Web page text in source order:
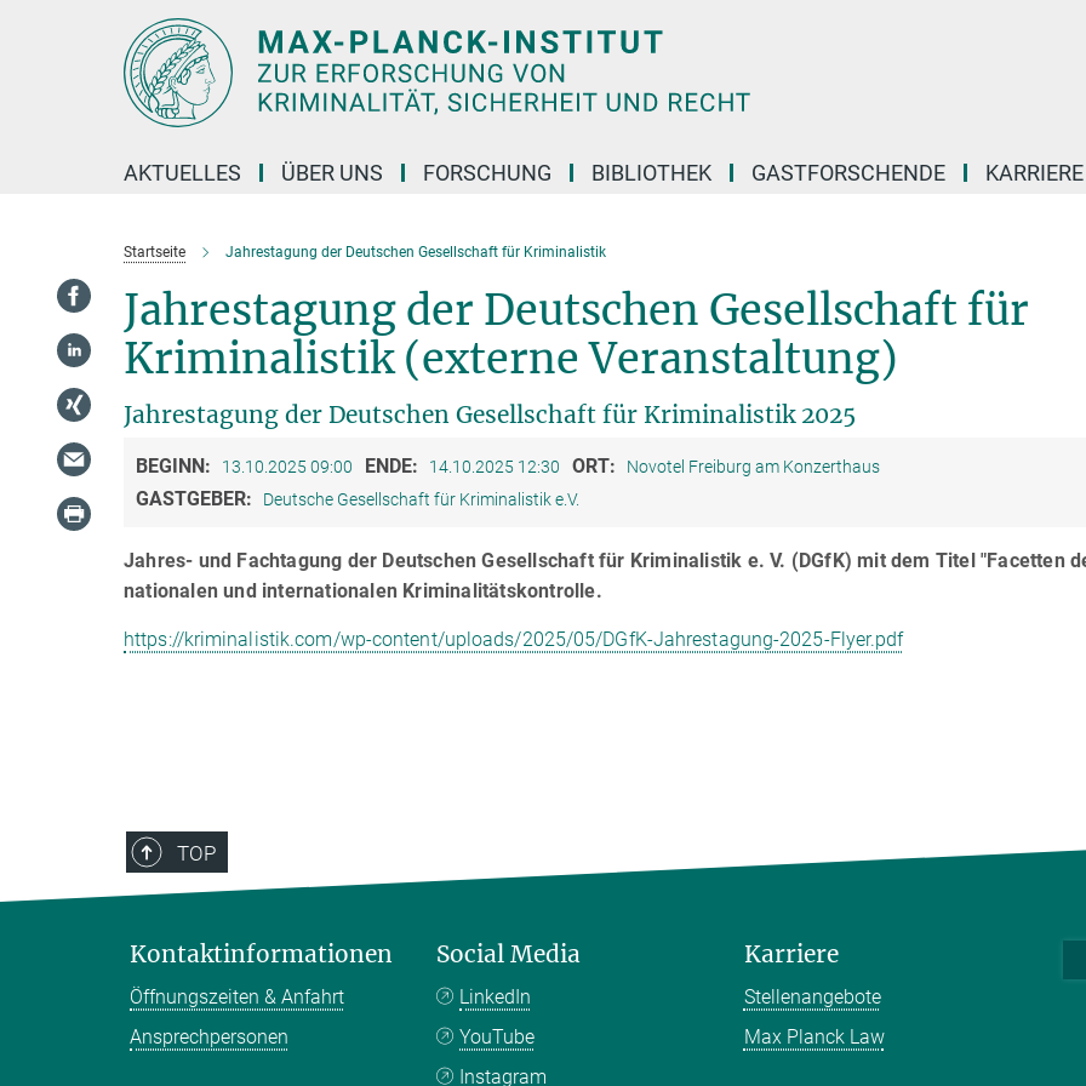
AKTUELLES ÜBER UNS FORSCHUNG BIBLIOTHEK GASTFORSCHENDE
Startseite Jahrestagung der Deutschen Gesellschaft für Kriminalistik
Jahrestagung der Deutschen Gesellschaft für
Kriminalistik (externe Veranstaltung)
Jahrestagung der Deutschen Gesellschaft für Kriminalistik 2025
BEGINN: 13.10.2025 09:00 ENDE: 14.10.2025 12:30 ORT: Novotel Freiburg am Konzerthaus
GASTGEBER: Deutsche Gesellschaft für Kriminalistik e.V.
Jahres- und Fachtagung der Deutschen Gesellschaft für Kriminalistik e. V. (DGfK) mit dem Titel "Facetten
nationalen und internationalen Kriminalitätskontrolle.
https://kriminalistik.com/wp-content/uploads/2025/05/DGfK-Jahrestagung-2025-Flyer.pdf
TOP
Kontaktinformationen
Öffnungszeiten & Anfahrt
Ansprechpersonen
Social Media
LinkedIn
YouTube
Instagram
Karriere
Stellenangebote
Max Planck Law